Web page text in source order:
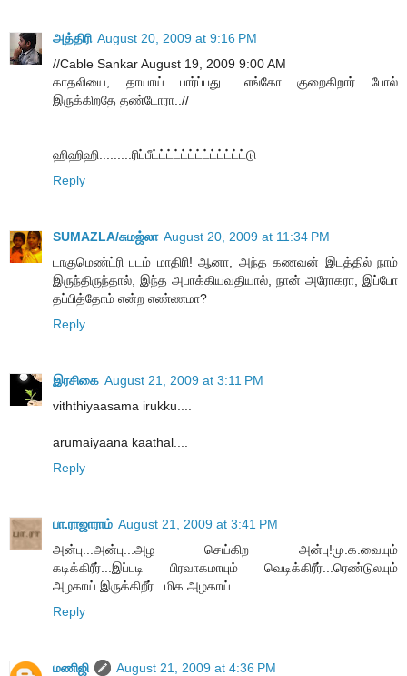
அத்திரி August 20, 2009 at 9:16 PM
//Cable Sankar August 19, 2009 9:00 AM
காதலியை, தாயாய் பார்ப்பது.. எங்கோ குறைகிறார் போல்
இருக்கிறதே தண்டோரா..//
ஹிஹிஹி.........ரிப்பீட்ட்ட்ட்ட்ட்ட்ட்ட்ட்ட்ட்ட்டு
Reply
SUMAZLA/சுமஜ்லா August 20, 2009 at 11:34 PM
டாகுமெண்ட்ரி படம் மாதிரி! ஆனா, அந்த கணவன் இடத்தில் நாம்
இருந்திருந்தால், இந்த அபாக்கியவதியால், நான் அரோகரா, இப்போ
தப்பித்தோம் என்ற எண்ணமா?
Reply
இரசிகை August 21, 2009 at 3:11 PM
viththiyaasama irukku....
arumaiyaana kaathal....
Reply
பா.ராஜாராம் August 21, 2009 at 3:41 PM
அன்பு...அன்பு...அழ செய்கிற அன்பு!மு.க.வையும்
கடிக்கிரீர்...இப்படி பிரவாகமாயும் வெடிக்கிரீர்...ரெண்டுலயும்
அழகாய் இருக்கிறீர்...மிக அழகாய்...
Reply
மணிஜி
August 21, 2009 at 4:36 PM